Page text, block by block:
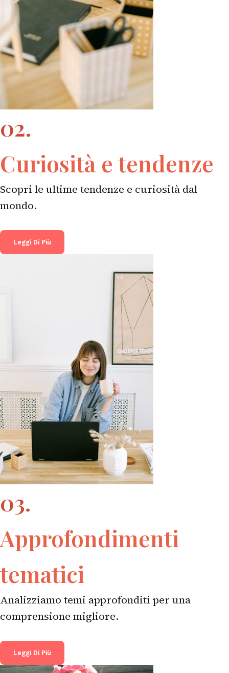
02.
Curiosità e tendenze
Scopri le ultime tendenze e curiosità dal
mondo.
Leggi Di Più
03.
Approfondimenti
tematici
Analizziamo temi approfonditi per una
comprensione migliore.
Leggi Di Più